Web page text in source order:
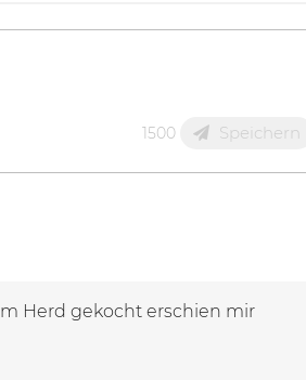
1500 Speichern
Herd gekocht erschien mir